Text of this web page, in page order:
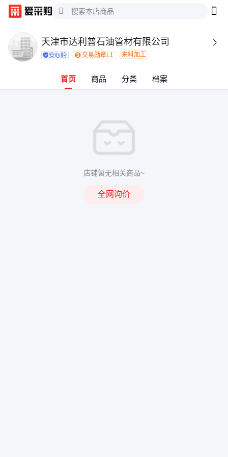
天津市达利普石油管材有限公司 
交易勋章L1 来料加工
首页 商品 分类 档案
店铺暂无相关商品~
全网询价